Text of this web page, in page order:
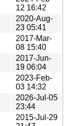
12 16:42
2020-Aug-
23 05:41
2017-Mar-
08 15:40
2017-Jun-
19 06:04
2023-Feb-
03 14:32
2026-Jul-05
23:44
2015-Jul-29